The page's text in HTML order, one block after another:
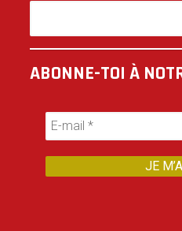
ABONNE-TOI À